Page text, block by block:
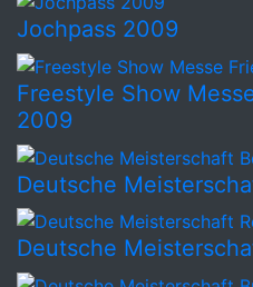
Jochpass 2009
Freestyle Show
2009
Deutsche
Deutsche